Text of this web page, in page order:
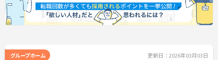
グループホーム 更新日：2026年03月03日